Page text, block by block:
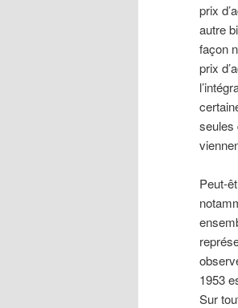
prix
autre
façon
prix
seules
Peut-
1953
Sur